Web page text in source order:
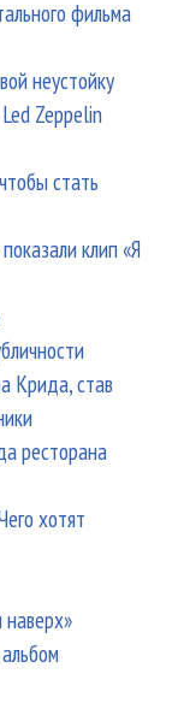
фильма
неустойку
Zeppelin
стать
клип «Я
Крида, став
ресторана
хотят